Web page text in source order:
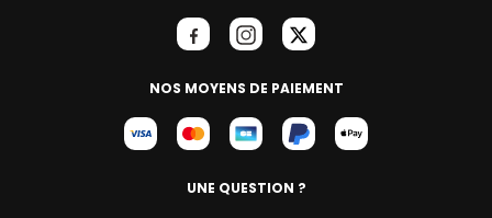
NOS MOYENS DE PAIEMENT
UNE QUESTION ?